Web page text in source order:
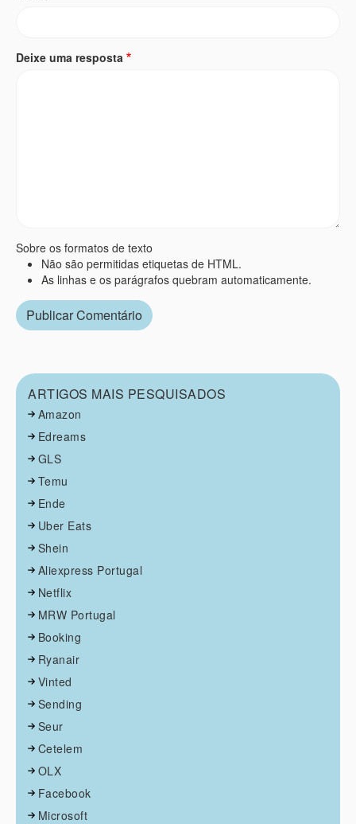
Deixe uma resposta
Sobre os formatos de texto
Não são permitidas etiquetas de HTML.
As linhas e os parágrafos quebram automaticamente.
ARTIGOS MAIS PESQUISADOS
Amazon
Edreams
GLS
Temu
Ende
Uber Eats
Shein
Aliexpress Portugal
Netflix
MRW Portugal
Booking
Ryanair
Vinted
Sending
Seur
Cetelem
OLX
Facebook
Microsoft